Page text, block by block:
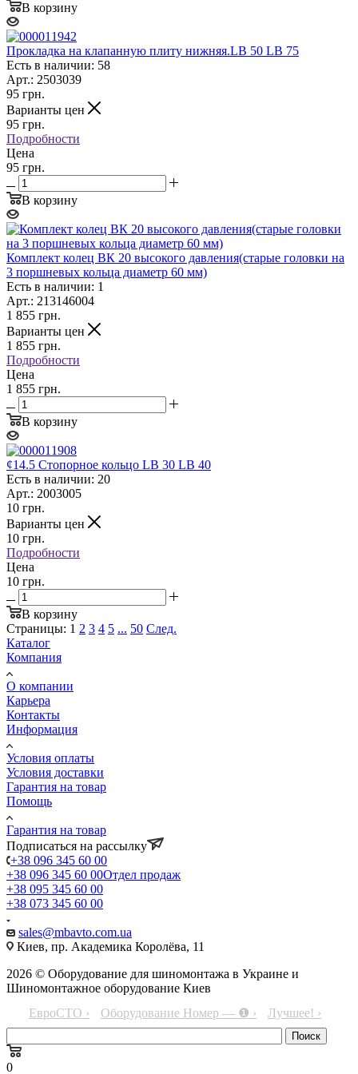
В корзину
Прокладка на клапанную плиту нижняя.LB 50 LB 75
Есть в наличии: 58
Арт.: 2503039
95 грн.
Варианты цен
95 грн.
Подробности
Цена
95 грн.
В корзину
Комплект колец ВК 20 высокого давления(старые головки на
3 поршневых кольца диаметр 60 мм)
Есть в наличии: 1
Арт.: 213146004
1 855 грн.
Варианты цен
1 855 грн.
Подробности
Цена
1 855 грн.
В корзину
¢14.5 Стопорное кольцо LB 30 LB 40
Есть в наличии: 20
Арт.: 2003005
10 грн.
Варианты цен
10 грн.
Подробности
Цена
10 грн.
В корзину
Страницы: 1 2 3 4 5 ... 50 След.
Каталог
Компания
О компании
Карьера
Контакты
Информация
Условия оплаты
Условия доставки
Гарантия на товар
Помощь
Гарантия на товар
Подписаться на рассылку
+38 096 345 60 00
+38 096 345 60 00Отдел продаж
+38 095 345 60 00
+38 073 345 60 00
sales@mbavto.com.ua
Киев, пр. Академика Королёва, 11
2026 © Оборудование для шиномонтажа в Украине и
Шиномонтажное оборудование Киев
ЕвроСТО ›
Оборудование Номер — ❶ › Лучшее! ›
0